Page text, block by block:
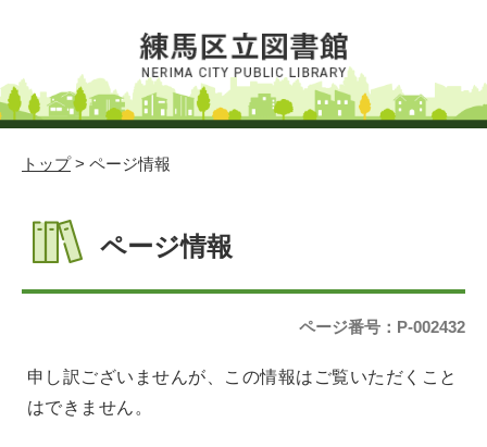
トップ> ページ情報
ページ情報
ページ番号：P-002432
申し訳ございませんが、この情報はご覧いただくこと
はできません。